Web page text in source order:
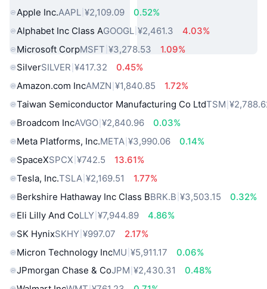
Apple Inc.AAPL ¥2,109.09
0.52%
Alphabet Inc Class AGOOGL ¥2,461.3
4.03%
Microsoft CorpMSFT ¥3,278.53
1.09%
SilverSILVER ¥417.32
0.45%
Amazon.com IncAMZN ¥1,840.85
1.72%
Taiwan Semiconductor Manufacturing Co LtdTSM
Broadcom IncAVGO ¥2,840.96
0.03%
Meta Platforms, Inc.META ¥3,990.06
0.14%
SpaceXSPCX ¥742.5
13.61%
Tesla, Inc.TSLA ¥2,169.51
1.77%
Berkshire Hathaway Inc Class BBRK.B ¥3,503.15
0.32%
Eli Lilly And CoLLY ¥7,944.89
4.86%
SK HynixSKHY ¥997.07
2.17%
Micron Technology IncMU ¥5,911.17
0.06%
JPmorgan Chase & CoJPM ¥2,430.31
0.48%